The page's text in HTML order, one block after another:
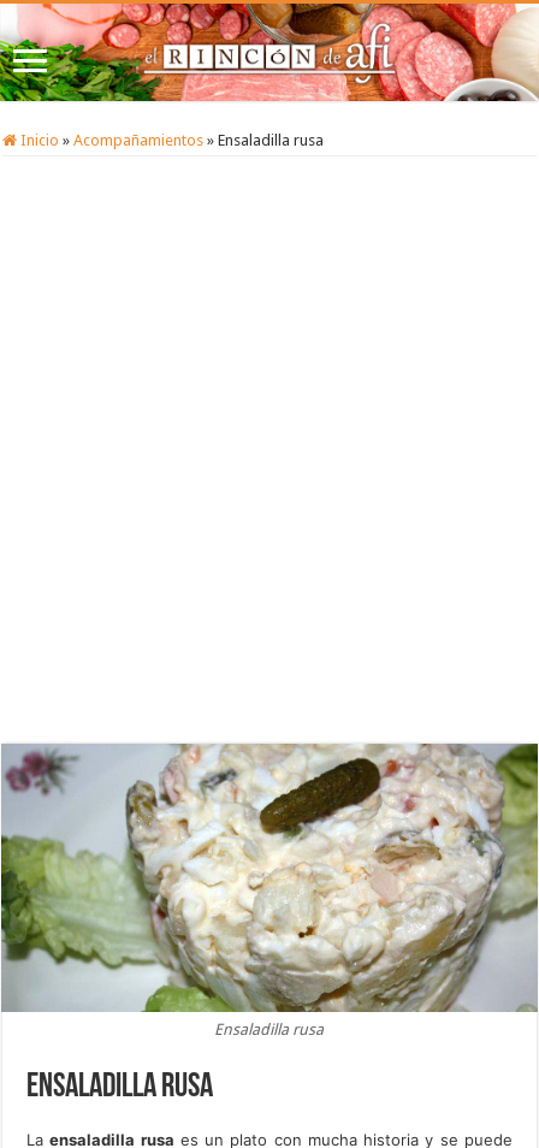
Inicio » Acompañamientos » Ensaladilla rusa
Ensaladilla rusa
Ensaladilla rusa
Laensaladilla rusa es un plato con mucha historia y se puede